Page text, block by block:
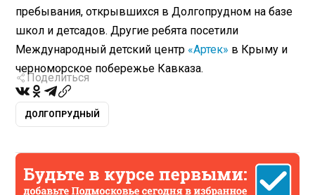
пребывания, открывшихся в Долгопрудном на базе
школ и детсадов. Другие ребята посетили
Международный детский центр «Артек» в Крыму и
черноморское побережье Кавказа.
Поделиться
ДОЛГОПРУДНЫЙ